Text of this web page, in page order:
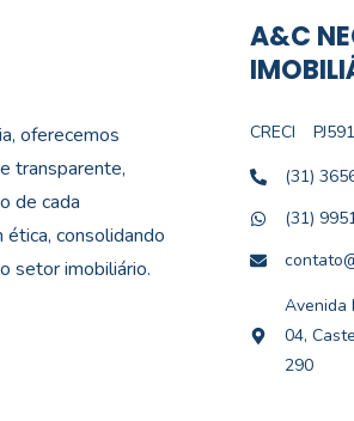
oferecemos
transparente,
de cada
ética, consolidando
setor imobiliário.
A&C
CRECI
(31)
(31)
Avenida
04,
290